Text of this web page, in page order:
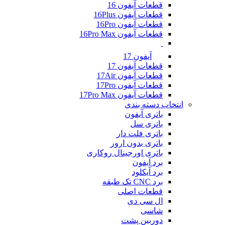
قطعات آیفون 16
قطعات آیفون 16Plus
قطعات آیفون 16Pro
قطعات آیفون 16Pro Max
آیفون 17
قطعات آیفون 17
قطعات آیفون 17Air
قطعات آیفون 17Pro
قطعات آیفون 17Pro Max
انتخاب دسته بندی
باتری آیفون
باتری سل
باتری فلت دار
باتری بدون ارور
باتری اورجینال روکاری
برد آیفون
برد آیکلود
برد CNC تک طبقه
قطعات اصلی
ال سی دی
شاسی
دوربین پشت